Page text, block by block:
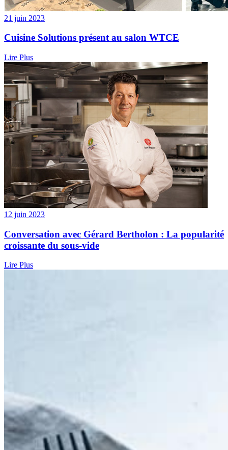
21 juin 2023
Cuisine Solutions présent au salon WTCE
Lire Plus
12 juin 2023
Conversation avec Gérard Bertholon : La popularité
croissante du sous-vide
Lire Plus